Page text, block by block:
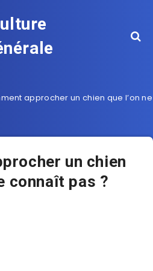
approcher un chien que l’on ne
un chien
connaît pas ?